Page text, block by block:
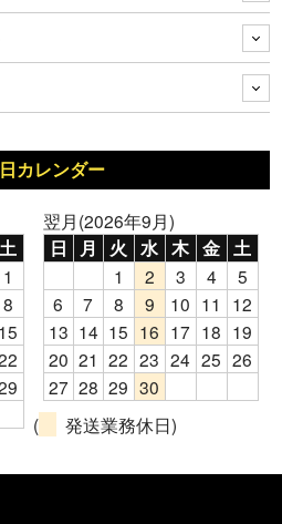
カレンダー
土
1
8
15
翌月(2026年9月)
日 月 火 水 木 金 土
1 2 3 4
5
6
7 8 9 10 11
12
13 14 15 16 17 18 19
20 21 22 23 24 25 26
27 28 29 30
(
発送業務休日)